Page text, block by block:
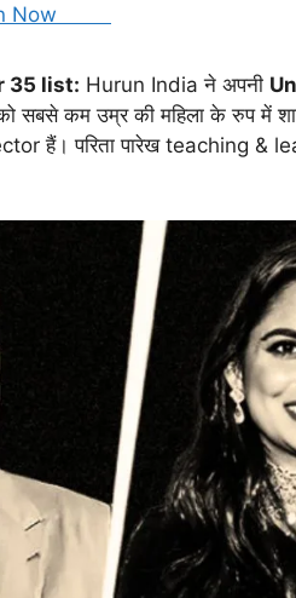
Now
35 list: Hurun India ने अपनी
सबसे कम उम्र की महिला के रुप में
हैं। परिता पारेख teaching &